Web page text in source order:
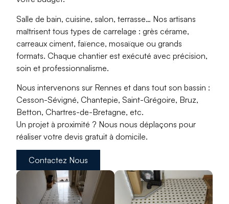
Salle de bain, cuisine, salon, terrasse… Nos artisans
maîtrisent tous types de carrelage : grès cérame,
carreaux ciment, faïence, mosaïque ou grands
formats. Chaque chantier est exécuté avec précision,
soin et professionnalisme.
Nous intervenons sur Rennes et dans tout son bassin :
Cesson-Sévigné, Chantepie, Saint-Grégoire, Bruz,
Betton, Chartres-de-Bretagne, etc.
Un projet à proximité ? Nous nous déplaçons pour
réaliser votre devis gratuit à domicile.
Contactez Nous